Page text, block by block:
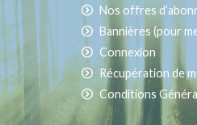
Nos offres
Bannières (pour
Connexion
Récupération de
Conditions